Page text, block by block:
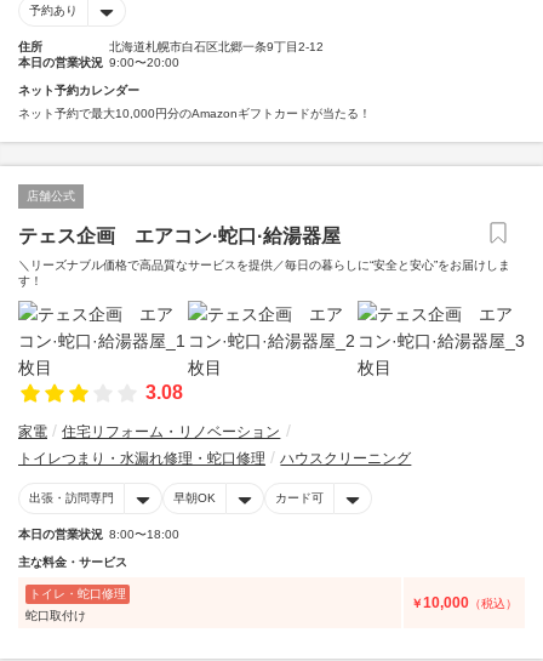
予約あり
住所
北海道札幌市白石区北郷一条9丁目2-12
本日の営業状況 9:00〜20:00
ネット予約カレンダー
ネット予約で最大10,000円分のAmazonギフトカードが当たる！
店舗公式
テェス企画 エアコン·蛇口·給湯器屋
＼リーズナブル価格で高品質なサービスを提供／毎日の暮らしに“安全と安心”をお届けしま
す！
3.08
家電
住宅リフォーム・リノベーション
トイレつまり・水漏れ修理・蛇口修理
ハウスクリーニング
出張・訪問専門 早朝OK カード可
本日の営業状況 8:00〜18:00
主な料金・サービス
トイレ・蛇口修理
蛇口取付け
￥10,000 （税込）